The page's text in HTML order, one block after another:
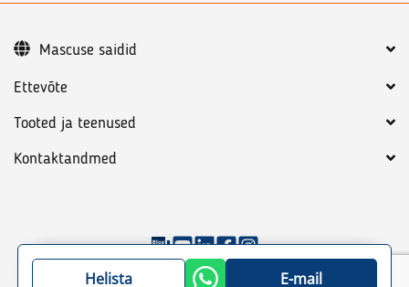
Ettevõte
Tooted ja teenused
Kontaktandmed
Mascus Üldtingimused Privaatsuspoliitika
Mascuse saidid
Helista E-mail